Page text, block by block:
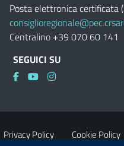
Posta elettronica certificata
Centralino +39 070 60 141
SEGUICI SU
Privacy Policy Cookie Policy